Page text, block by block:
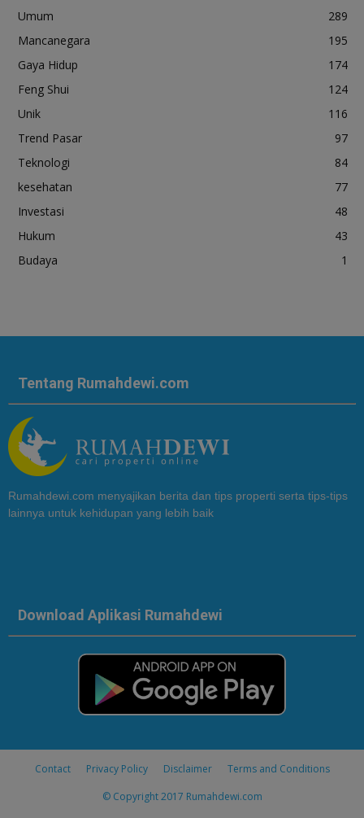
Umum
289
Mancanegara
195
Gaya Hidup
174
Feng Shui
124
Unik
116
Trend Pasar
97
Teknologi
84
kesehatan
77
Investasi
48
Hukum
43
Budaya
1
Tentang Rumahdewi.com
Rumahdewi.com menyajikan berita dan tips properti serta tips-tips
lainnya untuk kehidupan yang lebih baik
Download Aplikasi Rumahdewi
Contact Privacy Policy Disclaimer
Terms and Conditions
© Copyright 2017 Rumahdewi.com